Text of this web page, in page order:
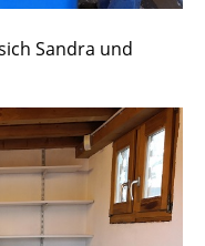
Sandra und